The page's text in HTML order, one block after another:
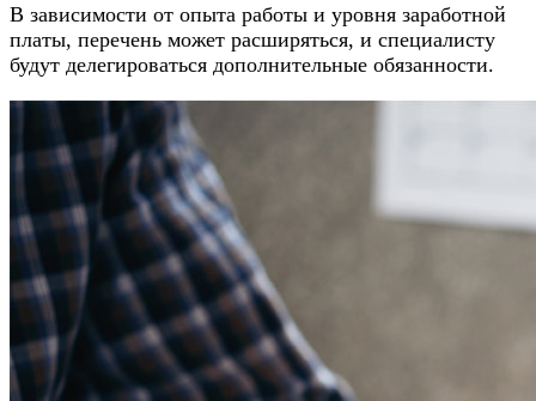
В зависимости от опыта работы и уровня заработной
платы, перечень может расширяться, и специалисту
будут делегироваться дополнительные обязанности.